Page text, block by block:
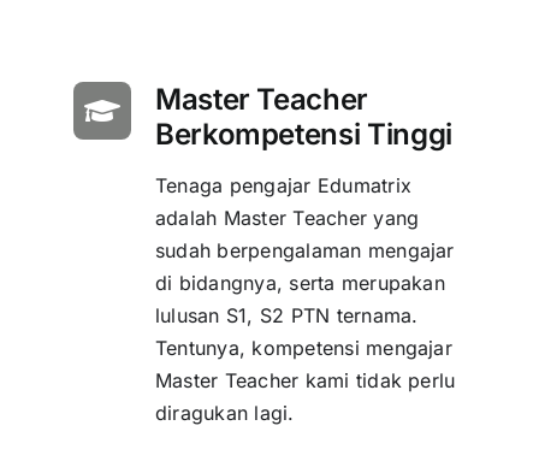
Master Teacher
Berkompetensi Tinggi
Tenaga pengajar Edumatrix
adalah Master Teacher yang
sudah berpengalaman mengajar
di bidangnya, serta merupakan
lulusan S1, S2 PTN ternama.
Tentunya, kompetensi mengajar
Master Teacher kami tidak perlu
diragukan lagi.